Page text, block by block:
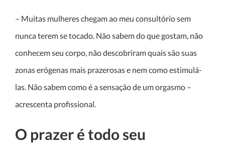
– Muitas mulheres chegam ao meu consultório sem
nunca terem se tocado. Não sabem do que gostam, não
conhecem seu corpo, não descobriram quais são suas
zonas erógenas mais prazerosas e nem como estimulá-
las. Não sabem como é a sensação de um orgasmo –
acrescenta profissional.
O prazer é todo seu